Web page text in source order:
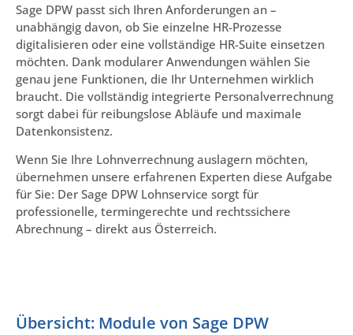
Sage DPW passt sich Ihren Anforderungen an –
unabhängig davon, ob Sie einzelne HR-Prozesse
digitalisieren oder eine vollständige HR-Suite einsetzen
möchten. Dank modularer Anwendungen wählen Sie
genau jene Funktionen, die Ihr Unternehmen wirklich
braucht. Die vollständig integrierte Personalverrechnung
sorgt dabei für reibungslose Abläufe und maximale
Datenkonsistenz.
Wenn Sie Ihre Lohnverrechnung auslagern möchten,
übernehmen unsere erfahrenen Experten diese Aufgabe
für Sie: Der Sage DPW Lohnservice sorgt für
professionelle, termingerechte und rechtssichere
Abrechnung – direkt aus Österreich.
Übersicht: Module von Sage DPW